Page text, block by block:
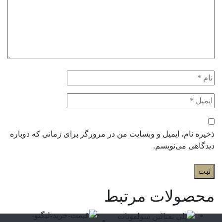
ذخیره نام، ایمیل و وبسایت من در مرورگر برای زمانی که دوباره
دیدگاهی می‌نویسم.
محصولات مرتبط